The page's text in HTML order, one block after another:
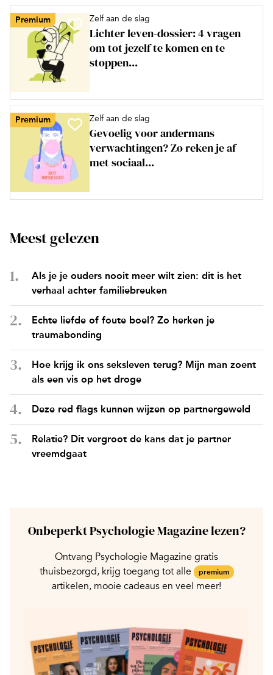
Premium Zelf aan de slag
Lichter leven-dossier: 4 vragen
om tot jezelf te komen en te
stoppen...
Premium Zelf aan de slag
Gevoelig voor andermans
verwachtingen? Zo reken je af
met sociaal...
Meest gelezen
Als je je ouders nooit meer wilt zien: dit is het
verhaal achter familiebreuken
Echte liefde of foute boel? Zo herken je
traumabonding
Hoe krijg ik ons seksleven terug? Mijn man zoent
als een vis op het droge
Deze red flags kunnen wijzen op partnergeweld
Relatie? Dit vergroot de kans dat je partner
vreemdgaat
Onbeperkt Psychologie Magazine lezen?
Ontvang Psychologie Magazine gratis
thuisbezorgd, krijg toegang tot alle
premium
artikelen, mooie cadeaus en veel meer!